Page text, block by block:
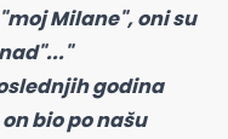
Milane", oni su
godina
bio po našu